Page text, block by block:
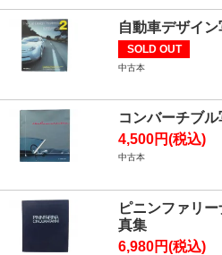
自動車デザイ
SOLD OUT
中古本
コンバーチブ
4,500円(税込)
中古本
ピニンファリ
真集
6,980円(税込)